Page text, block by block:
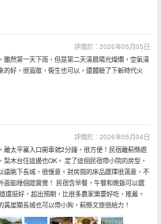
評價於：2026年05月05日
雖然第一天下雨，但是第二天清晨陽光燦爛，空氣清
的好，很寬敞，衞生也可以，還體驗了下新時代火
評價於：2026年05月04日
離太平寨入口開車就2分鐘，很方便！民宿離薊縣遊
木台住這邊也OK。 定了這個民宿帶小院的房型，
遠眺下長城，很愜意。對房間的床品選擇很滿意，不
面能睡個踏實覺！ 民宿含早餐，午餐和晚飯可以選
還挺好，超出預期，比很多農家樂要好吃，推薦。
崖關長城也可以帶小狗，薊縣文旅很給力！